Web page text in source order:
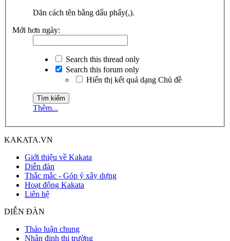
Dãn cách tên bằng dấu phẩy(,).
Mới hơn ngày:
Search this thread only
Search this forum only
Hiển thị kết quả dạng Chủ đề
Thêm...
KAKATA.VN
Giới thiệu về Kakata
Diễn đàn
Thắc mắc - Góp ý xây dựng
Hoạt động Kakata
Liên hệ
DIỄN ĐÀN
Thảo luận chung
Nhận định thị trường